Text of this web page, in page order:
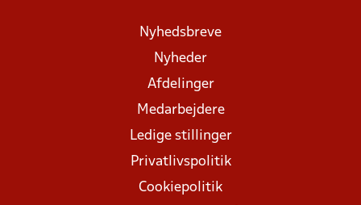
Nyhedsbreve
Nyheder
Afdelinger
Medarbejdere
Ledige stillinger
Privatlivspolitik
Cookiepolitik